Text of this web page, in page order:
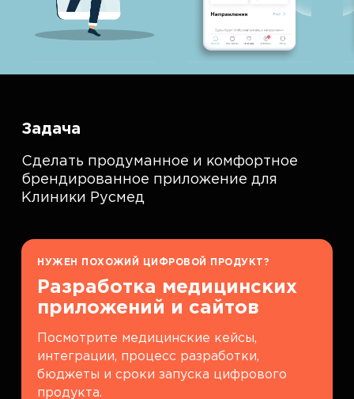
Задача
Сделать продуманное и комфортное
брендированное приложение для
Клиники Русмед
НУЖЕН ПОХОЖИЙ ЦИФРОВОЙ ПРОДУКТ?
Разработка медицинских
приложений и сайтов
Посмотрите медицинские кейсы,
интеграции, процесс разработки,
бюджеты и сроки запуска цифрового
продукта.